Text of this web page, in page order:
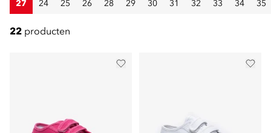
27 24 25 26 28 29 30 31 32 33 34 35
22 producten